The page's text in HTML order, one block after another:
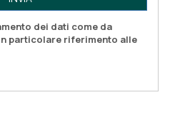
dei dati come da
particolare riferimento alle